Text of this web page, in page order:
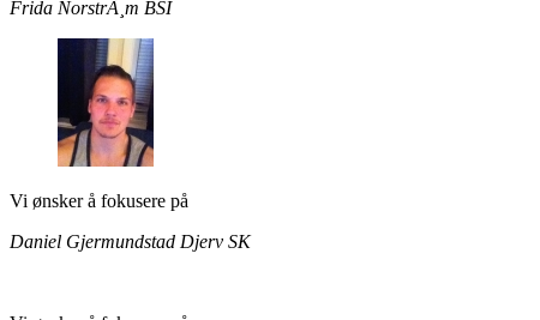
Frida NorstrÃ¸m BSI
Vi ønsker å fokusere på
Daniel Gjermundstad Djerv SK